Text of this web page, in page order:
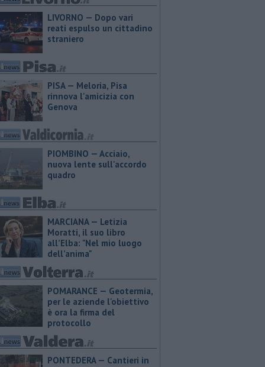
LIVORNO — Dopo vari
reati espulso un cittadino
straniero
PISA — Meloria, Pisa
rinnova l'amicizia con
Genova
PIOMBINO — Acciaio,
nuova lente sull'accordo
quadro
MARCIANA — ​Letizia
Moratti, il suo libro
all’Elba: "Nel mio luogo
dell’anima"
POMARANCE — Geotermia,
per le aziende l'obiettivo
è ora la firma del
protocollo
PONTEDERA — Cantieri in